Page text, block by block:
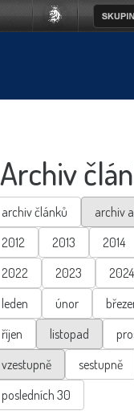
Archiv
archiv článků
archiv
2012
2013 2014
2022
2023 2024
leden
únor
říjen
listopad
vzestupně
sestupně
posledních 30